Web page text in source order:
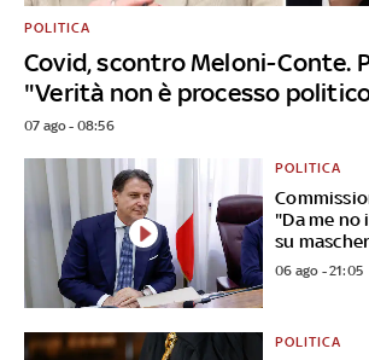
Covid, scontro Meloni-Conte.
"Verità non è processo
POLITICA
07 ago - 08:56
"Da me
su
POLITICA
06 ago - 21:05
POLITICA